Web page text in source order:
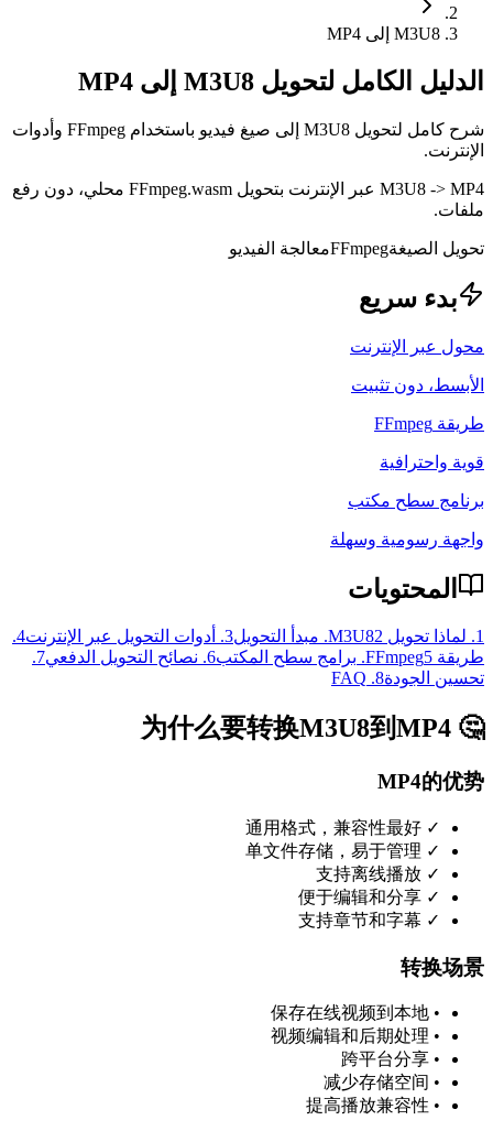
M3U8 إلى MP4
الدليل الكامل لتحويل M3U8 إلى MP4
شرح كامل لتحويل M3U8 إلى صيغ فيديو باستخدام FFmpeg وأدوات
الإنترنت.
M3U8 -> MP4 عبر الإنترنت بتحويل FFmpeg.wasm محلي، دون رفع
ملفات.
تحويل الصيغةFFmpegمعالجة الفيديو
بدء سريع
محول عبر الإنترنت
الأبسط، دون تثبيت
طريقة FFmpeg
قوية واحترافية
برنامج سطح مكتب
واجهة رسومية وسهلة
المحتويات
1
. لماذا تحويل M3U8 2
. مبدأ التحويل3
. أدوات التحويل عبر الإنترنت4
.
طريقة FFmpeg 5
. برامج سطح المكتب6
. نصائح التحويل الدفعي7
.
تحسين الجودة8
.
FAQ
🤔 为什么要转换M3U8到MP4
MP4的优势
✓ 通用格式，兼容性最好
✓ 单文件存储，易于管理
✓ 支持离线播放
✓ 便于编辑和分享
✓ 支持章节和字幕
转换场景
• 保存在线视频到本地
• 视频编辑和后期处理
• 跨平台分享
• 减少存储空间
• 提高播放兼容性